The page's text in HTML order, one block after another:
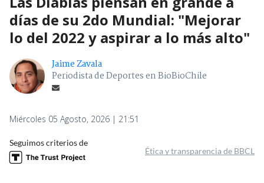
días de su 2do Mundial: "Mejorar
lo del 2022 y aspirar a lo más alto"
Jaime Zavala
Periodista de Deportes en BioBioChile
Miércoles 05 Agosto, 2026 | 21:51
Seguimos criterios de
Ética y transparencia de BBCL